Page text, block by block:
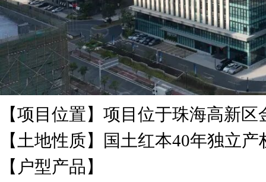
【项目位置】项目位于珠海高新
【土地性质】国土红本40年独立
【户型产品】